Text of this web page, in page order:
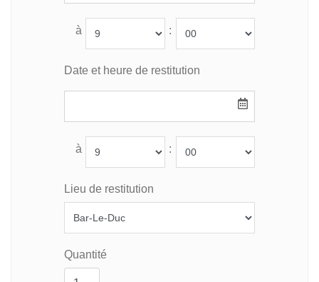
à :
Date et heure de restitution
à :
Lieu de restitution
Quantité